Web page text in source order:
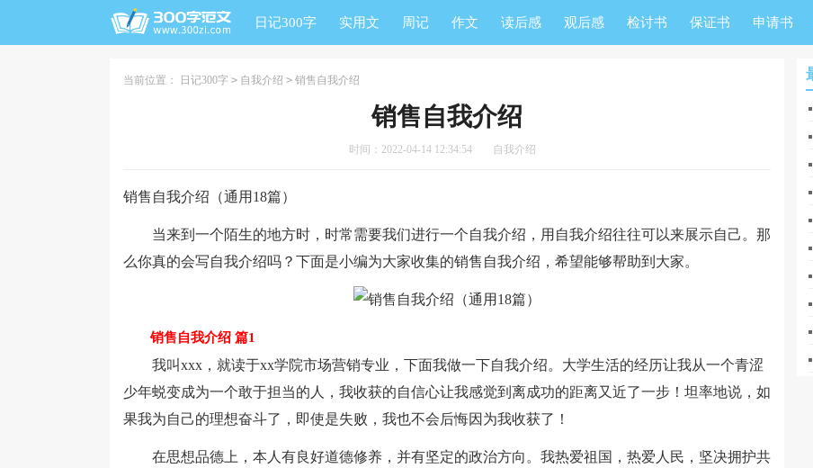
日记300字 实用文 周记 作文 读后感 观后感 检讨书 保证书 申请书
当前位置： 日记300字 > 自我介绍 > 销售自我介绍
销售自我介绍
时间：2022-04-14 12:34:54 自我介绍
销售自我介绍（通用18篇）
当来到一个陌生的地方时，时常需要我们进行一个自我介绍，用自我介绍往往可以来展示自己。那
么你真的会写自我介绍吗？下面是小编为大家收集的销售自我介绍，希望能够帮助到大家。
销售自我介绍 篇1
我叫xxx，就读于xx学院市场营销专业，下面我做一下自我介绍。大学生活的经历让我从一个青涩
少年蜕变成为一个敢于担当的人，我收获的自信心让我感觉到离成功的距离又近了一步！坦率地说，如
果我为自己的理想奋斗了，即使是失败，我也不会后悔因为我收获了！
在思想品德上，本人有良好道德修养，并有坚定的政治方向。我热爱祖国，热爱人民，坚决拥护共